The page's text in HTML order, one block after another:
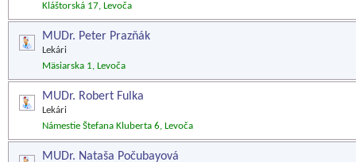
Kláštorská 17, Levoča
MUDr. Peter Prazňák
Lekári
Mäsiarska 1, Levoča
MUDr. Robert Fulka
Lekári
Námestie Štefana Kluberta 6, Levoča
MUDr. Nataša Počubayová